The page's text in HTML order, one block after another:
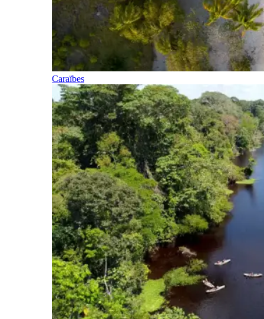
Caraïbes